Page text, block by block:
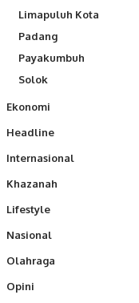
Limapuluh Kota
Padang
Payakumbuh
Solok
Ekonomi
Headline
Internasional
Khazanah
Lifestyle
Nasional
Olahraga
Opini